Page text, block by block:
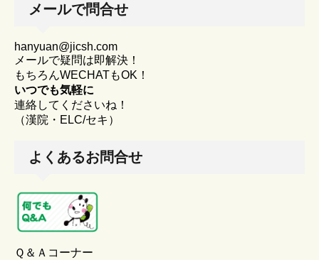
メールで問合せ
hanyuan@jicsh.com
メールで疑問は即解決！
もちろんWECHATもOK！
いつでも気軽に
連絡してくださいね！
（漢院・ELC/セキ）
よくあるお問合せ
Ｑ＆Ａコーナー